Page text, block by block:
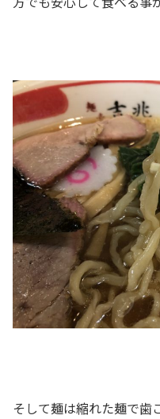
そして麺は縮れた麺で歯